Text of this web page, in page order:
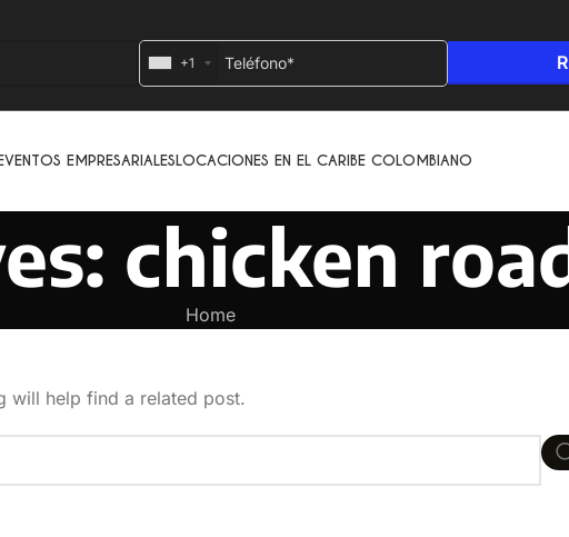
+1
EMPRESARIALESLOCACIONES EN EL CARIBE COLOMBIANO
chicken
Home
will help find a related post.